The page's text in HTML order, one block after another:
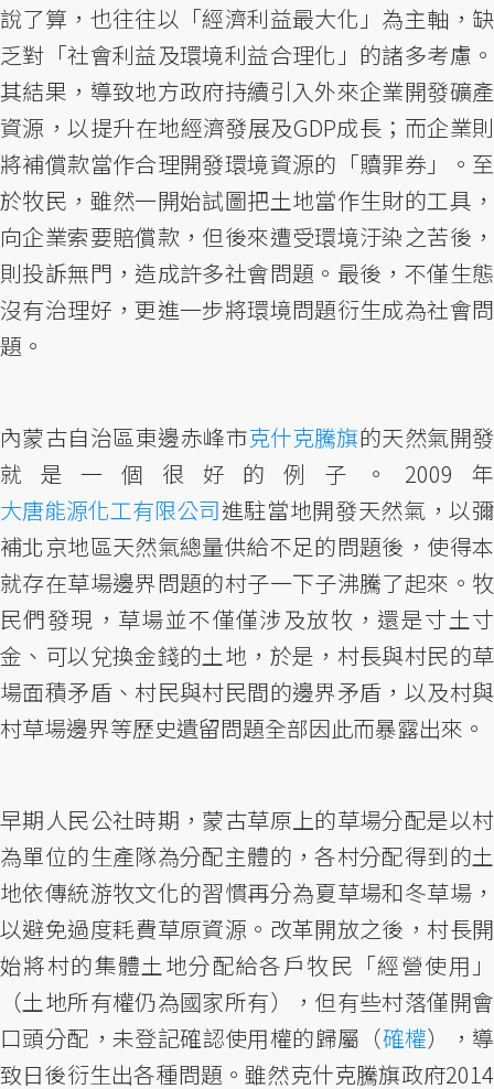
說了算，也往往以「經濟利益最大化」為主軸，缺
乏對「社會利益及環境利益合理化」的諸多考慮。
其結果，導致地方政府持續引入外來企業開發礦產
資源，以提升在地經濟發展及GDP成長；而企業則
將補償款當作合理開發環境資源的「贖罪券」。至
於牧民，雖然一開始試圖把土地當作生財的工具，
向企業索要賠償款，但後來遭受環境汙染之苦後，
則投訴無門，造成許多社會問題。最後，不僅生態
沒有治理好，更進一步將環境問題衍生成為社會問
題。
內蒙古自治區東邊赤峰市克什克騰旗的天然氣開發
就是一個很好的例子。2009年
大唐能源化工有限公司進駐當地開發天然氣，以彌
補北京地區天然氣總量供給不足的問題後，使得本
就存在草場邊界問題的村子一下子沸騰了起來。牧
民們發現，草場並不僅僅涉及放牧，還是寸土寸
金、可以兌換金錢的土地，於是，村長與村民的草
場面積矛盾、村民與村民間的邊界矛盾，以及村與
村草場邊界等歷史遺留問題全部因此而暴露出來。
早期人民公社時期，蒙古草原上的草場分配是以村
為單位的生產隊為分配主體的，各村分配得到的土
地依傳統游牧文化的習慣再分為夏草場和冬草場，
以避免過度耗費草原資源。改革開放之後，村長開
始將村的集體土地分配給各戶牧民「經營使用」
（土地所有權仍為國家所有），但有些村落僅開會
口頭分配，未登記確認使用權的歸屬（確權），導
致日後衍生出各種問題。雖然克什克騰旗政府2014